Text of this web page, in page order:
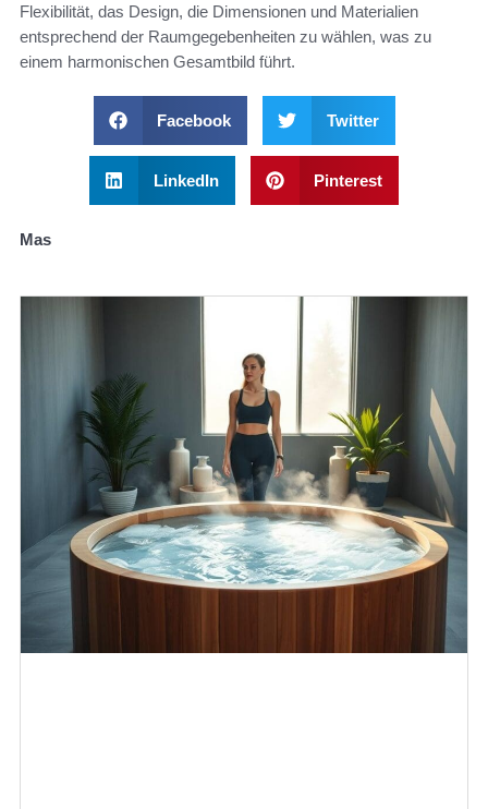
Flexibilität, das Design, die Dimensionen und Materialien
entsprechend der Raumgegebenheiten zu wählen, was zu
einem harmonischen Gesamtbild führt.
Facebook Twitter
LinkedIn Pinterest
Mas